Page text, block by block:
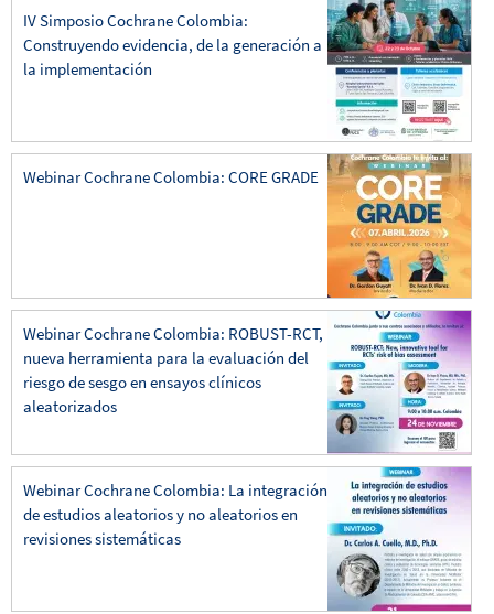
IV Simposio Cochrane Colombia:
Construyendo evidencia, de la generación a
la implementación
Webinar Cochrane Colombia: CORE GRADE
Webinar Cochrane Colombia: ROBUST-RCT,
nueva herramienta para la evaluación del
riesgo de sesgo en ensayos clínicos
aleatorizados
Webinar Cochrane Colombia: La integración
de estudios aleatorios y no aleatorios en
revisiones sistemáticas